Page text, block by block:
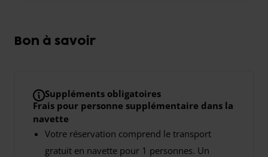
Bon à savoir
Suppléments obligatoires
Frais pour personne supplémentaire dans la
navette
Votre réservation comprend le transport
gratuit en navette pour 1 personnes. Un